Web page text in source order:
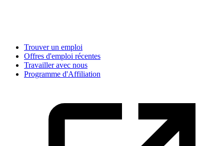
Trouver un emploi
Offres d'emploi récentes
Travailler avec nous
Programme d'Affiliation